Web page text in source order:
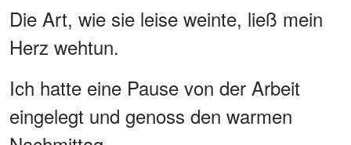
Die Art, wie sie leise weinte, ließ mein
Herz wehtun.
Ich hatte eine Pause von der Arbeit
eingelegt und genoss den warmen